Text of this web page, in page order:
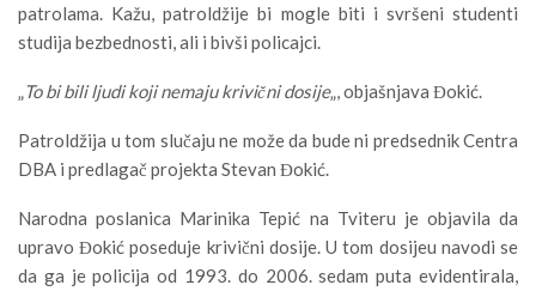
patrolama. Kažu, patroldžije bi mogle biti i svršeni studenti
studija bezbednosti, ali i bivši policajci.
„To bi bili ljudi koji nemaju krivični dosije„, objašnjava Đokić.
Patroldžija u tom slučaju ne može da bude ni predsednik Centra
DBA i predlagač projekta Stevan Đokić.
Narodna poslanica Marinika Tepić na Tviteru je objavila da
upravo Đokić poseduje krivični dosije. U tom dosijeu navodi se
da ga je policija od 1993. do 2006. sedam puta evidentirala,